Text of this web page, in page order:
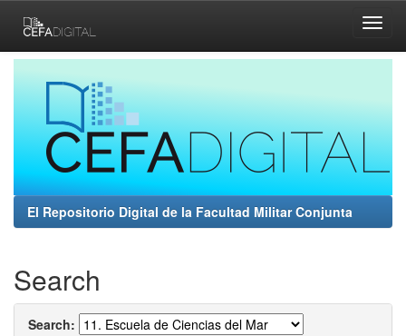
navigation
El Repositorio Digital de la Facultad Militar Conjunta
Search
Search: